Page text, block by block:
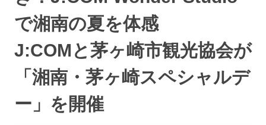
で湘南の夏を体感
J:COMと茅ヶ崎市観光協会が
「湘南・茅ヶ崎スペシャルデ
ー」を開催